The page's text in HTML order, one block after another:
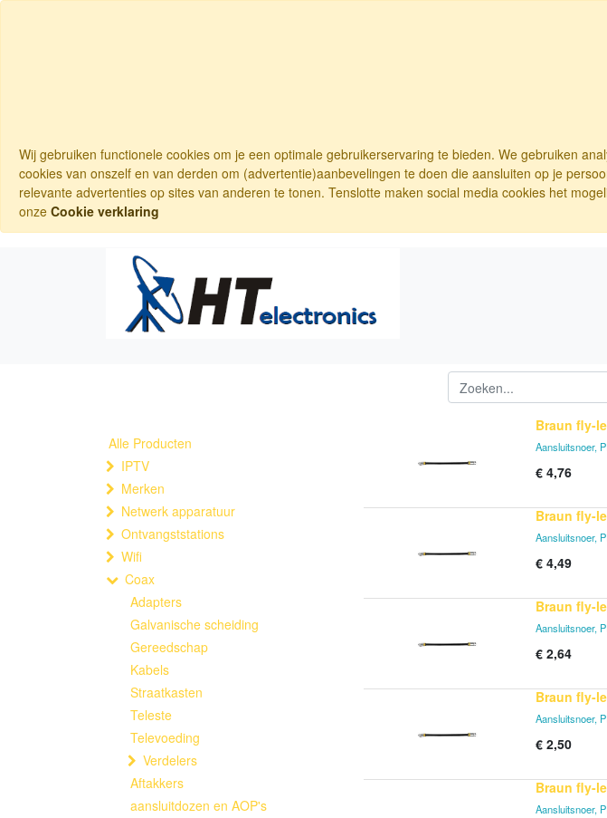
Wij gebruiken functionele cookies om je een optimale gebruikerservaring te bieden. We gebruiken
cookies van onszelf en van derden om (advertentie)aanbevelingen te doen die aansluiten op je
relevante advertenties op sites van anderen te tonen. Tenslotte maken social media cookies het
onze Cookie verklaring
Alle Producten
IPTV
Merken
Netwerk apparatuur
Ontvangststations
Wifi
Coax
Adapters
Galvanische scheiding
Gereedschap
Kabels
Straatkasten
Teleste
Televoeding
Verdelers
Aftakkers
aansluitdozen en AOP's
Braun fly-
Aansluitsnoer,
€ 4,76
Braun fly-
Aansluitsnoer,
€ 4,49
Braun fly-
Aansluitsnoer,
€ 2,64
Braun fly-
Aansluitsnoer,
€ 2,50
Braun fly-
Aansluitsnoer,